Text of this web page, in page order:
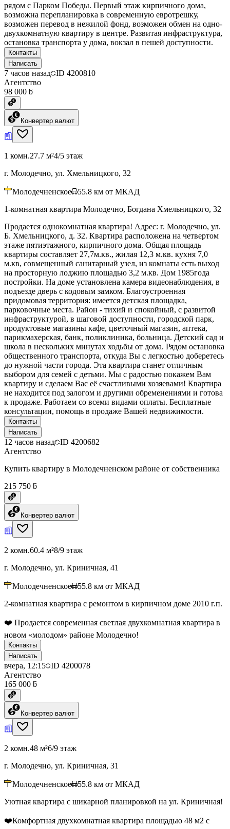
рядом с Парком Победы. Первый этаж кирпичного дома,
возможна перепланировка в современную евротрешку,
возможен перевод в нежилой фонд, возможен обмен на одно-
двухкомнатную квартиру в центре. Развитая инфраструктура,
остановка транспорта у дома, вокзал в пешей доступности.
Контакты
Написать
7 часов назад ID 4200810
Агентство
98 000 ƃ
Конвертер валют
1 комн.27.7 м²4/5 этаж
г. Молодечно, ул. Хмельницкого, 32
Молодечненское 55.8 км от МКАД
1-комнатная квартира Молодечно, Богдана Хмельницкого, 32
Продается однокомнатная квартира! Адрес: г. Молодечно, ул.
Б. Хмельницкого, д. 32. Квартира расположена на четвертом
этаже пятиэтажного, кирпичного дома. Общая площадь
квартиры составляет 27,7м.кв., жилая 12,3 м.кв. кухня 7,0
м.кв, совмещенный санитарный узел, из комнаты есть выход
на просторную лоджию площадью 3,2 м.кв. Дом 1985года
постройки. На доме установлена камера видеонаблюдения, в
подъезде дверь с кодовым замком. Благоустроенная
придомовая территория: имеется детская площадка,
парковочные места. Район - тихий и спокойный, с развитой
инфраструктурой, в шаговой доступности, городской парк,
продуктовые магазины кафе, цветочный магазин, аптека,
парикмахерская, банк, поликлиника, больница. Детский сад и
школа в нескольких минутах ходьбы от дома. Рядом остановка
общественного транспорта, откуда Вы с легкостью доберетесь
до нужной части города. Эта квартира станет отличным
выбором для семей с детьми. Мы с радостью покажем Вам
квартиру и сделаем Вас её счастливыми хозяевами! Квартира
не находится под залогом и другими обременениями и готова
к продаже. Работаем со всеми видами оплаты. Бесплатные
консультации, помощь в продаже Вашей недвижимости.
Контакты
Написать
12 часов назад ID 4200682
Агентство
Купить квартиру в Молодечненском районе от собственника
215 750 ƃ
Конвертер валют
2 комн.60.4 м²8/9 этаж
г. Молодечно, ул. Криничная, 41
Молодечненское 55.8 км от МКАД
2-комнатная квартира с ремонтом в кирпичном доме 2010 г.п.
❤️ Продается современная светлая двухкомнатная квартира в
новом «молодом» районе Молодечно!
Контакты
Написать
вчера, 12:15 ID 4200078
Агентство
165 000 ƃ
Конвертер валют
2 комн.48 м²6/9 этаж
г. Молодечно, ул. Криничная, 31
Молодечненское 55.8 км от МКАД
Уютная квартира с шикарной планировкой на ул. Криничная!
❤️Комфортная двухкомнатная квартира площадью 48 м2 с